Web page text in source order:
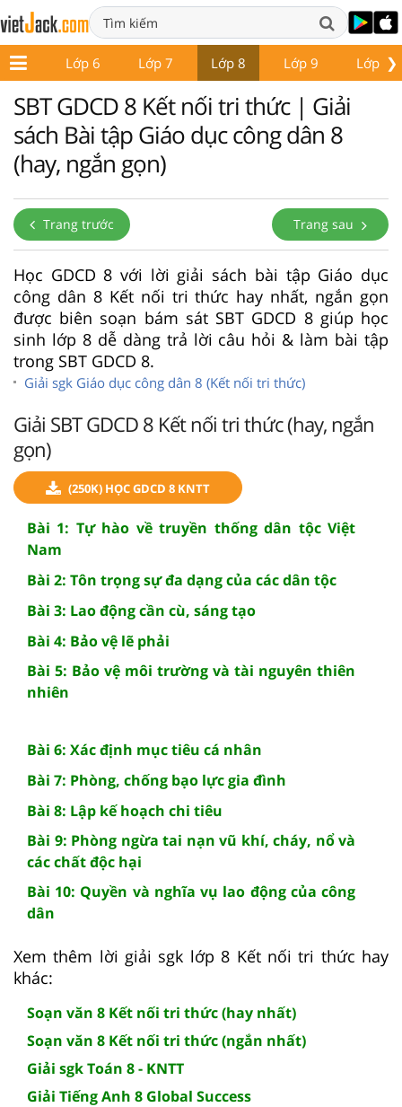
❯
5 Lớp 6 Lớp 7 Lớp 8 Lớp 9 Lớp 10
SBT GDCD 8 Kết nối tri thức | Giải
sách Bài tập Giáo dục công dân 8
(hay, ngắn gọn)
Trang trước Trang sau
Học GDCD 8 với lời giải sách bài tập Giáo dục
công dân 8 Kết nối tri thức hay nhất, ngắn gọn
được biên soạn bám sát SBT GDCD 8 giúp học
sinh lớp 8 dễ dàng trả lời câu hỏi & làm bài tập
trong SBT GDCD 8.
Giải sgk Giáo dục công dân 8 (Kết nối tri thức)
Giải SBT GDCD 8 Kết nối tri thức (hay, ngắn
gọn)
(250K) HỌC GDCD 8 KNTT
Bài 1: Tự hào về truyền thống dân tộc Việt
Nam
Bài 2: Tôn trọng sự đa dạng của các dân tộc
Bài 3: Lao động cần cù, sáng tạo
Bài 4: Bảo vệ lẽ phải
Bài 5: Bảo vệ môi trường và tài nguyên thiên
nhiên
Bài 6: Xác định mục tiêu cá nhân
Bài 7: Phòng, chống bạo lực gia đình
Bài 8: Lập kế hoạch chi tiêu
Bài 9: Phòng ngừa tai nạn vũ khí, cháy, nổ và
các chất độc hại
Bài 10: Quyền và nghĩa vụ lao động của công
dân
Xem thêm lời giải sgk lớp 8 Kết nối tri thức hay
khác:
Soạn văn 8 Kết nối tri thức (hay nhất)
Soạn văn 8 Kết nối tri thức (ngắn nhất)
Giải sgk Toán 8 - KNTT
Giải Tiếng Anh 8 Global Success